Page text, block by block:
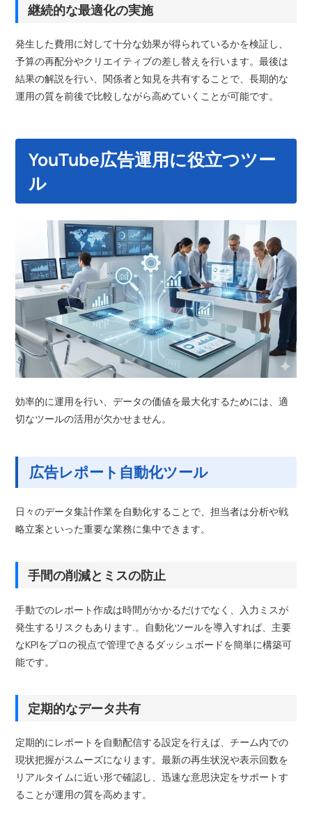
継続的な最適化の実施
発生した費用に対して十分な効果が得られているかを検証し、
予算の再配分やクリエイティブの差し替えを行います。最後は
結果の解説を行い、関係者と知見を共有することで、長期的な
運用の質を前後で比較しながら高めていくことが可能です。
YouTube広告運用に役立つツー
ル
効率的に運用を行い、データの価値を最大化するためには、適
切なツールの活用が欠かせません。
広告レポート自動化ツール
日々のデータ集計作業を自動化することで、担当者は分析や戦
略立案といった重要な業務に集中できます。
手間の削減とミスの防止
手動でのレポート作成は時間がかかるだけでなく、入力ミスが
発生するリスクもあります.。自動化ツールを導入すれば、主要
なKPIをプロの視点で管理できるダッシュボードを簡単に構築可
能です。
定期的なデータ共有
定期的にレポートを自動配信する設定を行えば、チーム内での
現状把握がスムーズになります。最新の再生状況や表示回数を
リアルタイムに近い形で確認し、迅速な意思決定をサポートす
ることが運用の質を高めます。